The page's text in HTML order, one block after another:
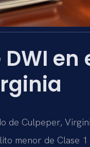
en
de Culpeper,
menor de Clase